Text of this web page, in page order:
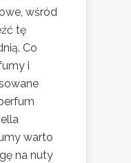
wśród
tę
Co
i
warto
na nuty